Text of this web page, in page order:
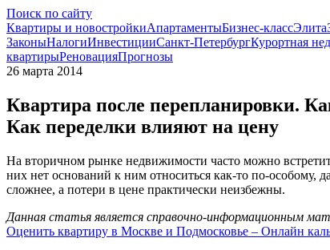
Поиск по сайту
Квартиры и новостройкиАпартаментыБизнес-классЭлита
ЗаконыНалогиИнвестицииСанкт-ПетербургКурортная
квартирыРеновацияПрогнозы
26 марта 2014
Квартира после перепланировки.
Как переделки влияют на цену
На вторичном рынке недвижимости часто можно
них нет оснований к ним относиться как-то по-особому,
сложнее, а потери в цене практически неизбежны.
Данная статья является справочно-информационным
Оценить квартиру в Москве и Подмосковье – Онлайн